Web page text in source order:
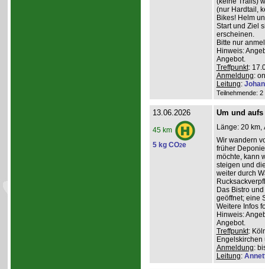
(nur Hardtail,
Bikes! Helm
Start und Ziel
erscheinen.
Bitte nur
Hinweis:
Angebot.
Treffpunkt:
Anmeldung:
Leitung:
Teilnehmende:
13.06.2026
45 km
5 kg CO2e
Um und
Länge: 20 km,
Wir wandern
früher
möchte, kann
steigen und
weiter durch
Das Bistro
geöffnet; eine
Weitere Infos
Hinweis:
Angebot.
Treffpunkt:
Engelskirchen
Anmeldung:
Leitung: